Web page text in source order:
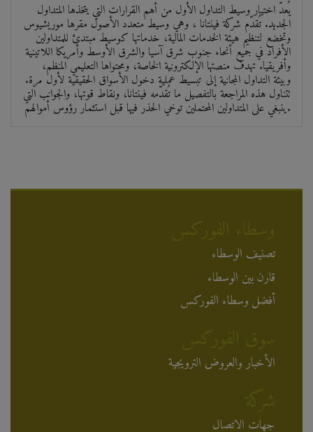
يُعدّ اختيار وسيط التداول الأول من أهم القرارات التي يتخذها المتداول
الجديد. تُقدّم شركة فينتانا ، وهي وسيط متعدد الأصول مقرها موريشيوس
وتخضع لتنظيم هيئة الخدمات المالية، خدماتها كوسيط مبتدئ للمتداولين
الأفراد في جميع أنحاء جنوب شرق آسيا والشرق الأوسط وأمريكا اللاتينية
وأفريقيا. تهدف منصتها الإلكترونية الخاصة، ومحتواها التعليمي المنظم،
وبيئة التداول المجانية إلى تبسيط عملية دخول الأسواق الحقيقية لأول مرة.
تتناول هذه المراجعة بالتفصيل ما تُقدّمه فينتانا، ونقاط قوتها، والجوانب التي
ينبغي على المتداولين المحتملين توخي الحذر فيها قبل استثمار رؤوس أموالهم.
تصنيف الوسطاء
قارن بين الوسطاء
أفضل وسطاء الفوركس
الأخبار والعروض الترويجية
جهات الاتصال